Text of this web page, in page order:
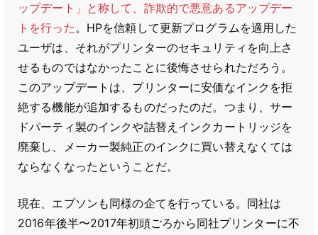
ップデート」と称して、詐欺的で悪意あるアップデー
トを行った。HPを信頼して更新プログラムを適用した
ユーザは、それがプリンターのセキュリティを向上さ
せるものではなかったことに後悔させられただろう。
このアップデートは、プリンターに安価なインクを拒
絶する機能が追加するものだったのだ。つまり、サー
ドパーティ製のインクや詰替えインクカートリッジを
廃棄し、メーカー製純正のインクに買い替えなくては
ならなくなったということだ。
現在、エプソンも同様の企てを行っている。同社は
2016年後半〜2017年初頭ごろから同社プリンターに不